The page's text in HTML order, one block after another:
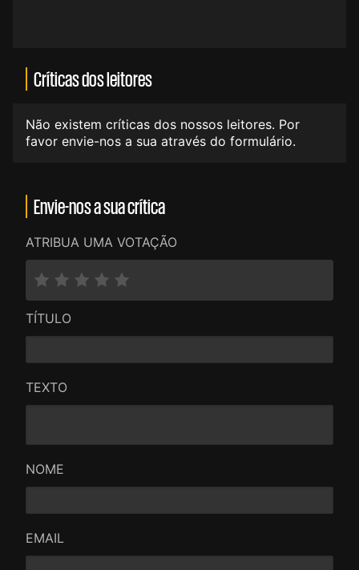
Críticas dos leitores
Não existem críticas dos nossos leitores. Por
favor envie-nos a sua através do formulário.
Envie-nos a sua crítica
ATRIBUA UMA VOTAÇÃO
TÍTULO
TEXTO
NOME
EMAIL